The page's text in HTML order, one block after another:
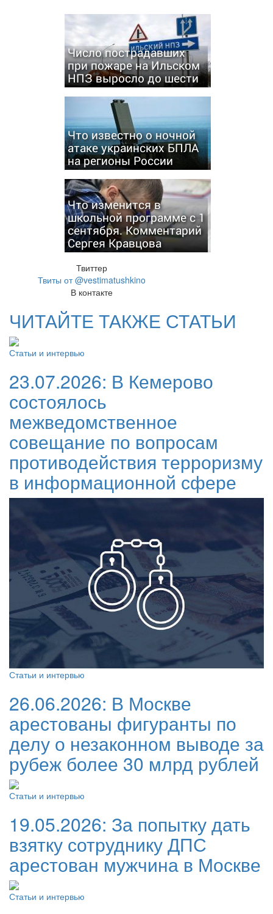
Число пострадавших
при пожаре на Ильском
НПЗ выросло до шести
Что известно о ночной
атаке украинских БПЛА
на регионы России
Что изменится в
школьной программе с 1
сентября. Комментарий
Сергея Кравцова
Твиттер
Твиты от @vestimatushkino
В контакте
ЧИТАЙТЕ ТАКЖЕ СТАТЬИ
Статьи и интервью
23.07.2026: В Кемерово
состоялось
межведомственное
совещание по вопросам
противодействия терроризму
в информационной сфере
Статьи и интервью
26.06.2026: В Москве
арестованы фигуранты по
делу о незаконном выводе за
рубеж более 30 млрд рублей
Статьи и интервью
19.05.2026: За попытку дать
взятку сотруднику ДПС
арестован мужчина в Москве
Статьи и интервью